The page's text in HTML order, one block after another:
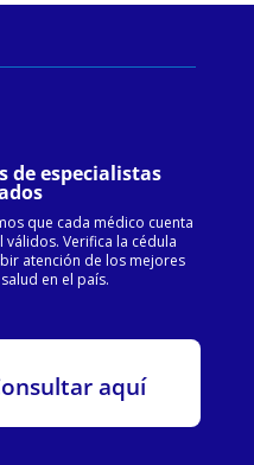
de especialistas
que cada médico cuenta
Verifica la cédula
atención de los mejores
en el país.
aquí